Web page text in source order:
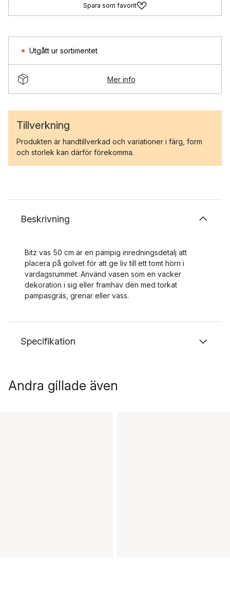
Spara som favorit
Utgått ur sortimentet
Mer info
Tillverkning
Produkten är handtillverkad och variationer i färg, form
och storlek kan därför förekomma.
Beskrivning
Bitz vas 50 cm är en pampig inredningsdetalj att
placera på golvet för att ge liv till ett tomt hörn i
vardagsrummet. Använd vasen som en vacker
dekoration i sig eller framhäv den med torkat
pampasgräs, grenar eller vass.
Specifikation
Andra gillade även